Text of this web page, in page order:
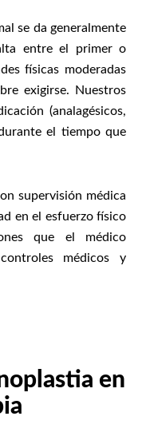
se da generalmente
entre el primer o
físicas moderadas
exigirse. Nuestros
(analagésicos,
el tiempo que
supervisión médica
en el esfuerzo físico
que el médico
médicos y
en